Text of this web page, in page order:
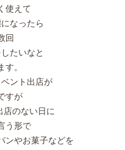
使えて
なったら
回
たいなと
す。
ント出店が
すが
店のない日に
う形で
ンやお菓子などを